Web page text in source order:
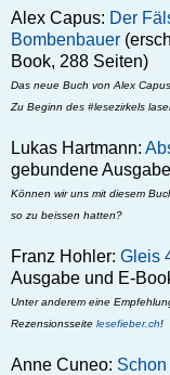
Alex Capus: Der
Bombenbauer
Book, 288 Seiten)
Das neue Buch von Alex
Zu Beginn des #lesezirkels
Lukas Hartmann:
gebundene
Können wir uns mit diesem
so zu beissen hatten?
Franz Hohler: Gleis
Ausgabe und E-
Unter anderem eine
Rezensionsseite lesefieber.ch!
Anne Cuneo: